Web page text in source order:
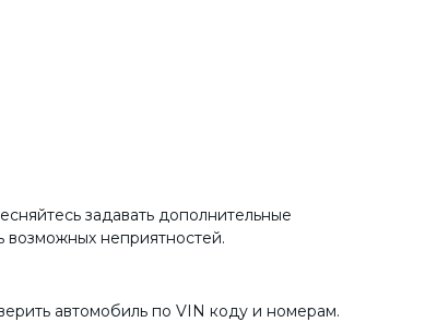
задавать дополнительные
неприятностей.
автомобиль по VIN коду и номерам.